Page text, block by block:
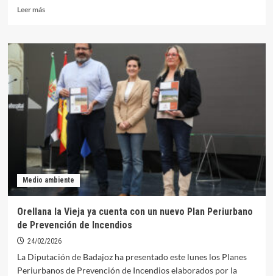
Leer másLeer
La
Ordenanza
de
la
tasa
por
utilización
edificios
e
instalaciones
municipales
supera
de
reclamaciones
Medio ambiente
Orellana la Vieja ya cuenta con un nuevo Plan Periurbano
de Prevención de Incendios
24/02/2026
La Diputación de Badajoz ha presentado este lunes los Planes
Periurbanos de Prevención de Incendios elaborados por la